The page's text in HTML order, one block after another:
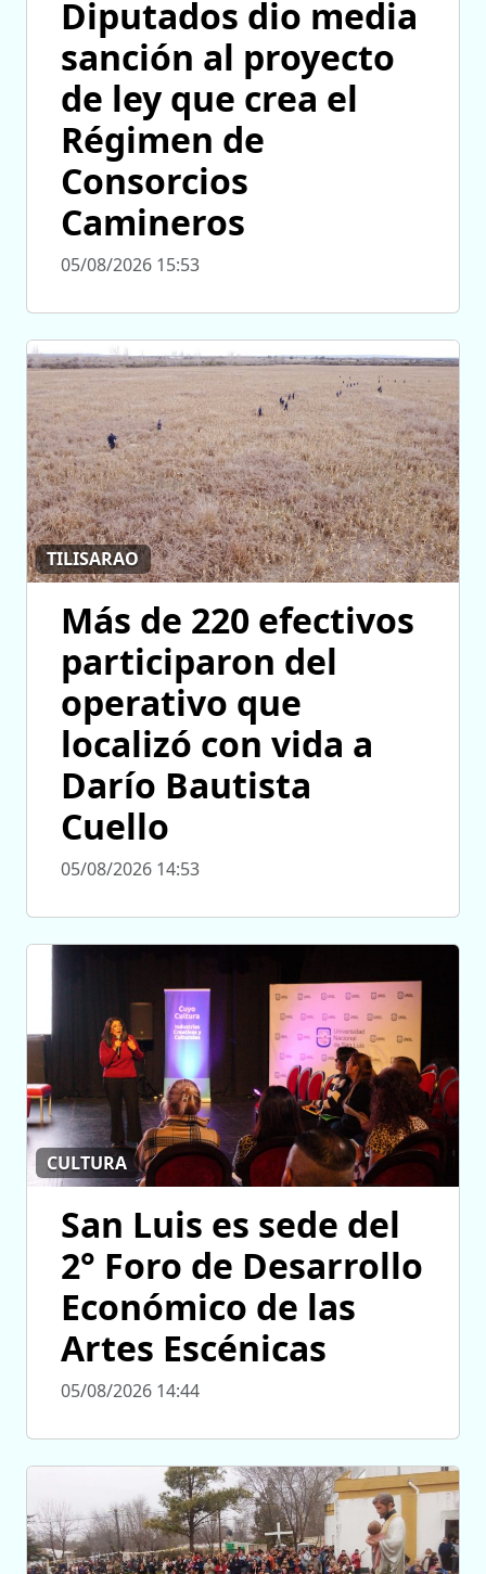
Diputados dio media
sanción al proyecto
de ley que crea el
Régimen de
Consorcios
Camineros
05/08/2026 15:53
TILISARAO
Más de 220 efectivos
participaron del
operativo que
localizó con vida a
Darío Bautista
Cuello
05/08/2026 14:53
CULTURA
San Luis es sede del
2° Foro de Desarrollo
Económico de las
Artes Escénicas
05/08/2026 14:44